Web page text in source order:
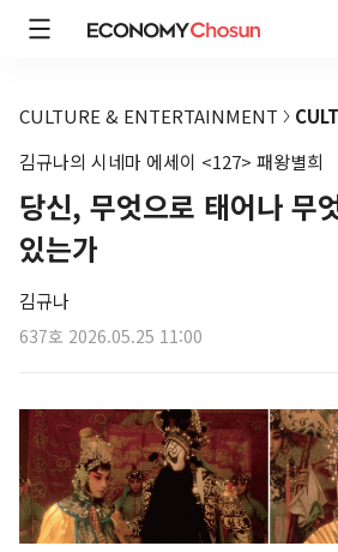
CULTURE & ENTERTAINMENT
김규나의 시네마 에세이 <127> 패왕별희
당신, 무엇으로 태어나 무
있는가
김규나
637호 2026.05.25 11:00